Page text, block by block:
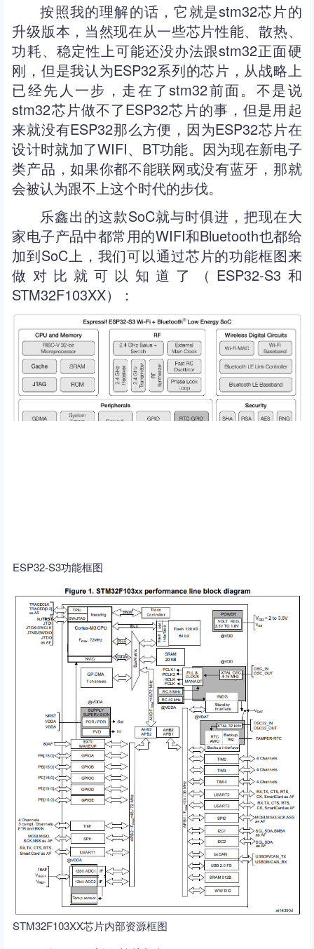
按照我的理解的话，它就是stm32芯片的
升级版本，当然现在从一些芯片性能、散热、
功耗、稳定性上可能还没办法跟stm32正面硬
刚，但是我认为ESP32系列的芯片，从战略上
已经先人一步，走在了stm32前面。不是说
stm32芯片做不了ESP32芯片的事，但是用起
来就没有ESP32那么方便，因为ESP32芯片在
设计时就加了WIFI、BT功能。因为现在新电子
类产品，如果你都不能联网或没有蓝牙，那就
会被认为跟不上这个时代的步伐。
乐鑫出的这款SoC就与时俱进，把现在大
家电子产品中都常用的WIFI和Bluetooth也都给
加到SoC上，我们可以通过芯片的功能框图来
做对比就可以知道了（ESP32-S3和
STM32F103XX）：
ESP32-S3功能框图
STM32F103XX芯片内部资源框图